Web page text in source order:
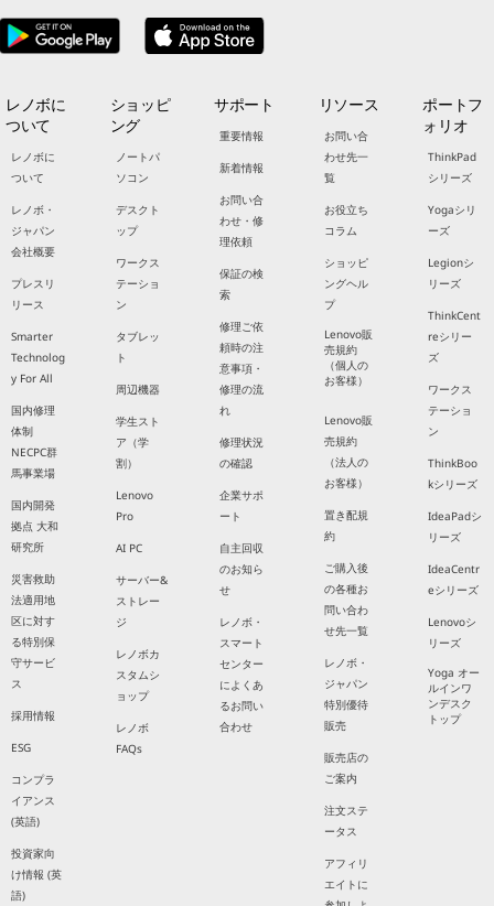
レノボに
ついて
レノボに
ついて
レノボ・
ジャパン
会社概要
プレスリ
リース
Smarter
Technolog
y For All
国内修理
体制
NECPC群
馬事業場
国内開発
拠点 大和
研究所
災害救助
法適用地
区に対す
る特別保
守サービ
ス
採用情報
ESG
コンプラ
イアンス
(英語)
投資家向
け情報 (英
語)
ショッピ
ング
ノートパ
ソコン
デスクト
ップ
ワークス
テーショ
ン
タブレッ
ト
周辺機器
学生スト
ア（学
割）
Lenovo
Pro
AI PC
サーバー&
ストレー
ジ
レノボカ
スタムシ
ョップ
レノボ
FAQs
サポート
重要情報
新着情報
お問い合
わせ・修
理依頼
保証の検
索
修理ご依
頼時の注
意事項・
修理の流
れ
修理状況
の確認
企業サポ
ート
自主回収
のお知ら
せ
レノボ・
スマート
センター
によくあ
るお問い
合わせ
リソース
お問い合
わせ先一
覧
お役立ち
コラム
ショッピ
ングヘル
プ
Lenovo販
売規約
（個人の
お客様）
Lenovo販
売規約
（法人の
お客様）
置き配規
約
ご購入後
の各種お
問い合わ
せ先一覧
レノボ・
ジャパン
特別優待
販売
販売店の
ご案内
注文ステ
ータス
アフィリ
エイトに
ポートフ
ォリオ
ThinkPad
シリーズ
Yogaシリ
ーズ
Legionシ
リーズ
ThinkCent
reシリー
ズ
ワークス
テーショ
ン
ThinkBoo
kシリーズ
IdeaPadシ
リーズ
IdeaCentr
eシリーズ
Lenovoシ
リーズ
Yoga オー
ルインワ
ンデスク
トップ